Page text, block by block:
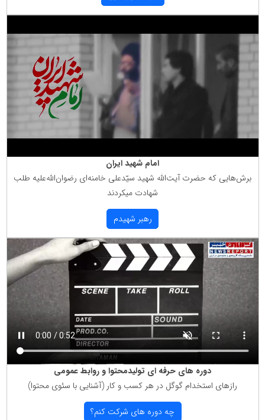
امام شهید ایران
برش‌هایی كه حضرت آیت‌الله شهید سیّدعلی خامنه‌ای رضوان‌الله‌علیه طلب
شهادت میكردند
رهبر شهیدم
دوره های حرفه ای تولیدمحتوا و روابط عمومی
رازهای استخدام گوگل در هر كسب و كار (آشنایی با سئوی محتوا)
چه دوره های شركت كنم؟